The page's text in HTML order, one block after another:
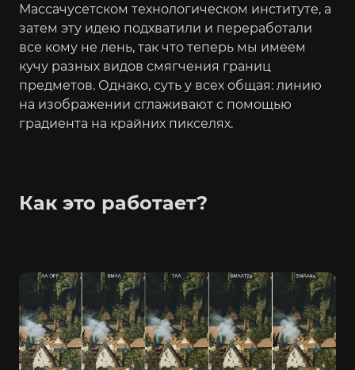
Массачусетском технологическом институте, а
затем эту идею подхватили и переработали
все кому не лень, так что теперь мы имеем
кучу разных видов смягчения границ
предметов. Однако, суть у всех общая: линию
на изображении сглаживают с помощью
градиента на крайних пикселях.
Как это работает?